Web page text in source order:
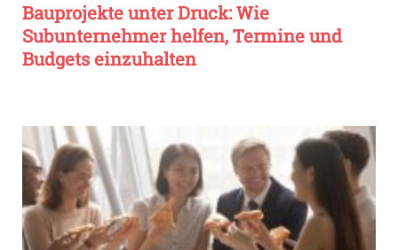
Bauprojekte unter Druck: Wie
Subunternehmer helfen, Termine und
Budgets einzuhalten